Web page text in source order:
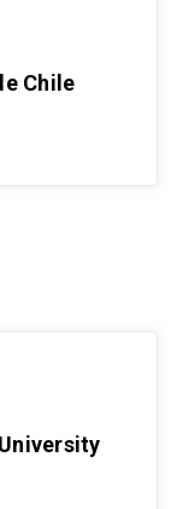
Chile